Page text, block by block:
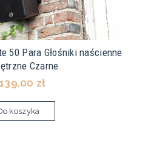
50 Para Głośniki naścienne
Czarne
zł
koszyka